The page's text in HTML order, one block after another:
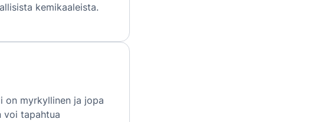
kemikaaleista.
on myrkyllinen ja jopa
voi tapahtua